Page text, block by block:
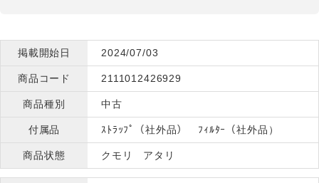
掲載開始日 2024/07/03
商品コード 2111012426929
商品種別 中古
付属品 ｽﾄﾗｯﾌﾟ（社外品） ﾌｨﾙﾀｰ（社外品）
商品状態 クモリ アタリ